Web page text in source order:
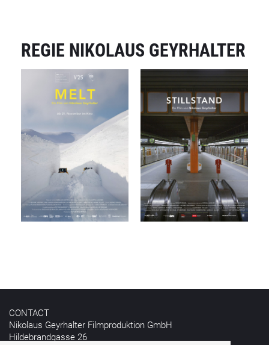
REGIE NIKOLAUS GEYRHALTER
CONTACT
Nikolaus Geyrhalter Filmproduktion GmbH
Hildebrandgasse 26